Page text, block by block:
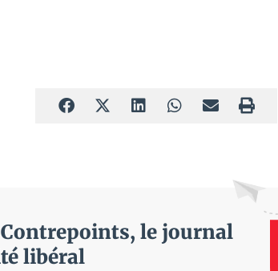
Contrepoints, le journal
libéral